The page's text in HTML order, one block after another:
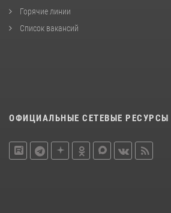
Горячие линии
Список вакансий
ОФИЦИАЛЬНЫЕ СЕТЕВЫЕ РЕСУРСЫ